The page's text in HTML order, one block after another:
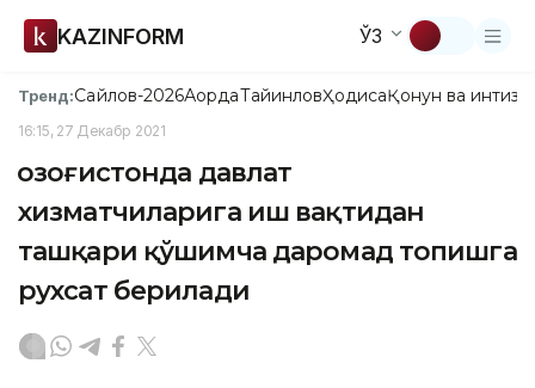
KAZINFORM ЎЗ
Тренд:Сайлов-2026АқордаТайинловҲодисаҚонун ва
16:15, 27 Декабр 2021
Қозоғистонда давлат
хизматчиларига иш вақтидан
ташқари қўшимча даромад топишга
рухсат берилади